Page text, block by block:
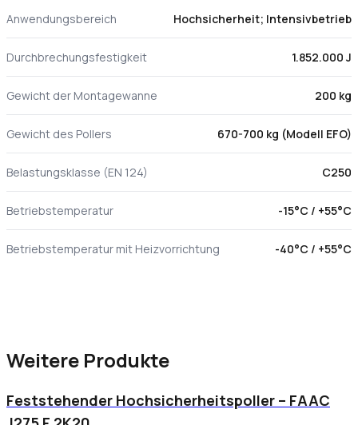
Anwendungsbereich Hochsicherheit; Intensivbetrieb
Durchbrechungsfestigkeit 1.852.000 J
Gewicht der Montagewanne 200 kg
Gewicht des Pollers 670-700 kg (Modell EFO)
Belastungsklasse (EN 124) C250
Betriebstemperatur -15°C / +55°C
Betriebstemperatur mit Heizvorrichtung -40°C / +55°C
Weitere Produkte
Feststehender Hochsicherheitspoller – FAAC